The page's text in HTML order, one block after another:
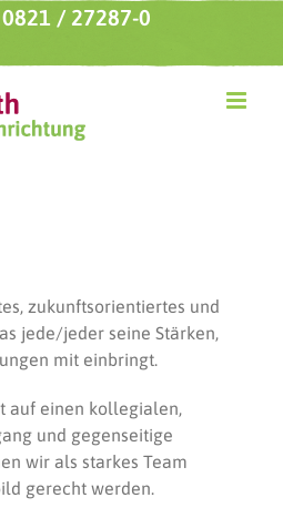
/ 27287-0
zukunftsorientiertes und
jede/jeder seine Stärken,
mit einbringt.
auf einen kollegialen,
und gegenseitige
wir als starkes Team
gerecht werden.